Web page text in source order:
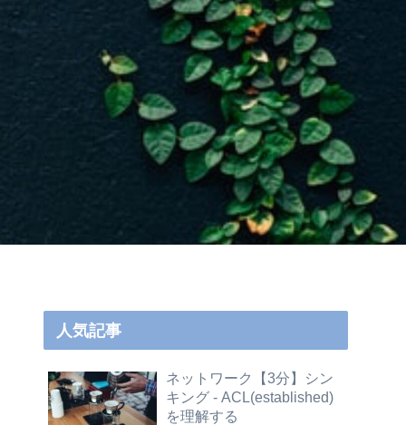
人気記事
ネットワーク【3分】シン
キング - ACL(established)
を理解する